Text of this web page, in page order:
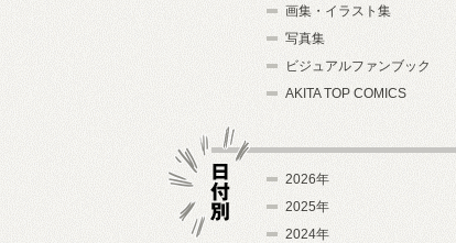
画集・イラスト集
写真集
ビジュアルファンブック
AKITA TOP COMICS
2026年
2025年
2024年